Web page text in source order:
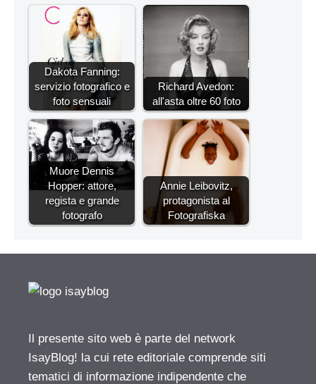
Dakota Fanning:
servizio fotografico e
foto sensuali
Richard Avedon:
all'asta oltre 60 foto
Muore Dennis
Hopper: attore,
regista e grande
fotografo
Annie Leibovitz,
protagonista al
Fotografiska
Il presente sito web è parte del network
IsayBlog! la cui rete editoriale comprende siti
tematici di informazione indipendente che